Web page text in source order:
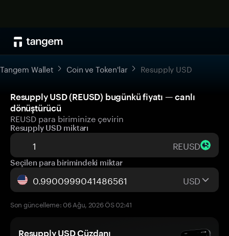
Tangem Wallet Coin ve Token'lar Resupply USD
Resupply USD (REUSD) bugünkü fiyatı — canlı
dönüştürücü
REUSD para biriminize çevirin
Resupply USD miktarı
REUSD
Seçilen para birimindeki miktar
USD
Son güncelleme: 06 Ağu, 2026 ÖS 02:41
Resupply USD Cüzdanı